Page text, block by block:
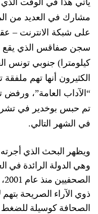
يأتي هذا في الوقت
مشارك في العديد من
على شبكة الانترنت –
كيلومترا) جنوبي تونس
الكثيرون أنها تهم
“الآداب العامة”،
في الشهر التالي.
ويظهر البحث الذي
وهي الدولة الرائدة
ذوي الآراء الصريحة
الصحافة كوسيلة للضغط